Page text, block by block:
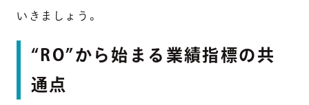
いきましょう。
“RO”から始まる業績指標の共
通点